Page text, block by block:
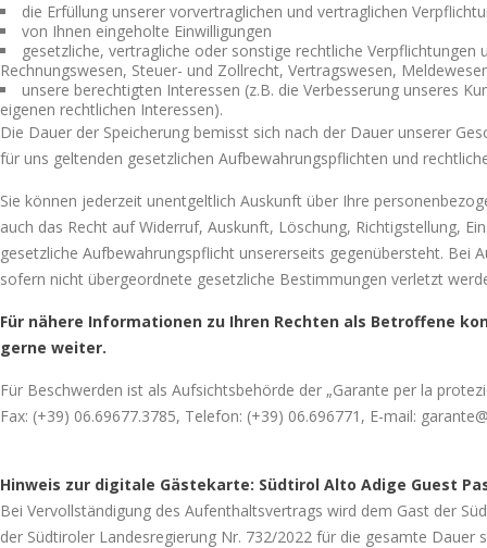
die Erfüllung unserer vorvertraglichen und vertraglichen
von Ihnen eingeholte Einwilligungen
gesetzliche, vertragliche oder sonstige rechtliche
Rechnungswesen, Steuer- und Zollrecht, Vertragswesen,
unsere berechtigten Interessen (z.B. die Verbesserung unseres
eigenen rechtlichen Interessen).
Die Dauer der Speicherung bemisst sich nach der Dauer unserer
für uns geltenden gesetzlichen Aufbewahrungspflichten und
Sie können jederzeit unentgeltlich Auskunft über Ihre
auch das Recht auf Widerruf, Auskunft, Löschung, Richtigstellung,
gesetzliche Aufbewahrungspflicht unsererseits gegenübersteht. Bei
sofern nicht übergeordnete gesetzliche Bestimmungen verletzt
Für nähere Informationen zu Ihren Rechten als Betroffene
gerne weiter.
Für Beschwerden ist als Aufsichtsbehörde der „Garante per la
Fax: (+39) 06.69677.3785, Telefon: (+39) 06.696771, E-mail:
Hinweis zur digitale Gästekarte: Südtirol Alto Adige Guest
Bei Vervollständigung des Aufenthaltsvertrags wird dem Gast der
der Südtiroler Landesregierung Nr. 732/2022 für die gesamte